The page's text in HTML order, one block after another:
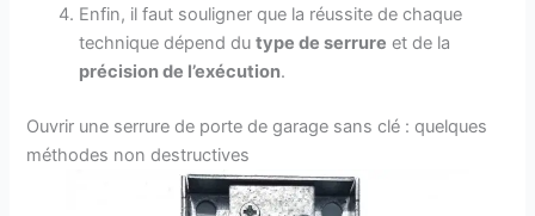
Enfin, il faut souligner que la réussite de chaque
technique dépend dutype de serrure et de la
précision de l’exécution.
Ouvrir une serrure de porte de garage sans clé : quelques
méthodes non destructives